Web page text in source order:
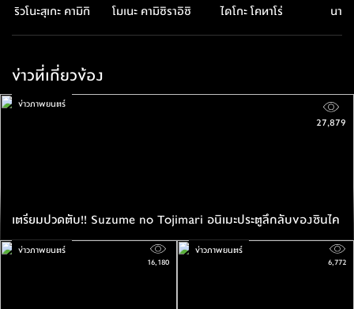
ริวโนะสุเกะ คามิกิ โมเนะ คามิชิราอิชิ ไดโกะ โคทาโร่ นาน
ข่าวที่เกี่ยวข้อง
เตรียมปวดตับ!! Suzume no Tojimari อนิเมะประตูลึกลับของชินไค
ข่าวภาพยนตร์
27,879
ข่าวภาพยนตร์
16,180
ข่าวภาพยนตร์
6,772